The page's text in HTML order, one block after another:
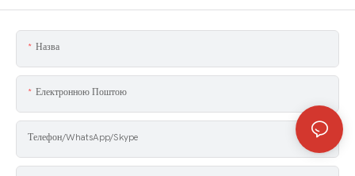
Назва
Електронною Поштою
Телефон/WhatsApp/Skype